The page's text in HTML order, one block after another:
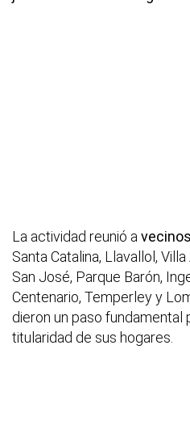
La actividad reunió a
Santa Catalina, Llavallol,
San José, Parque Barón,
Centenario, Temperley y
dieron un paso fundamental
titularidad de sus hogares.